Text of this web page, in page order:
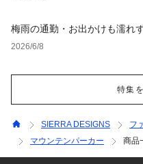
梅雨の通勤・お出かけも濡れ
グッズ
2026/6/8
特集
SIERRA DESIGNS フ
マウンテンパーカー
商品